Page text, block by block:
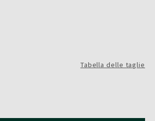
Tabella delle taglie